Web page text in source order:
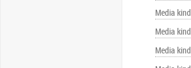
Media kind
Media kind
Media kind